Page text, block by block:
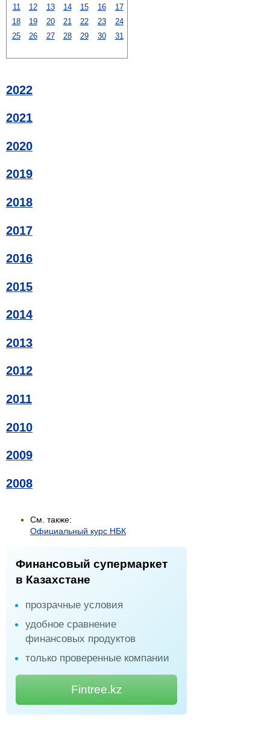
11
12 13 14 15 16
17
18
19 20 21 22 23
24
25
26 27 28 29 30 31
2022
2021
2020
2019
2018
2017
2016
2015
2014
2013
2012
2011
2010
2009
2008
См. также:
Официальный курс НБК
Финансовый супермаркет
в Казахстане
прозрачные условия
удобное сравнение
финансовых продуктов
только проверенные компании
Fintree.kz